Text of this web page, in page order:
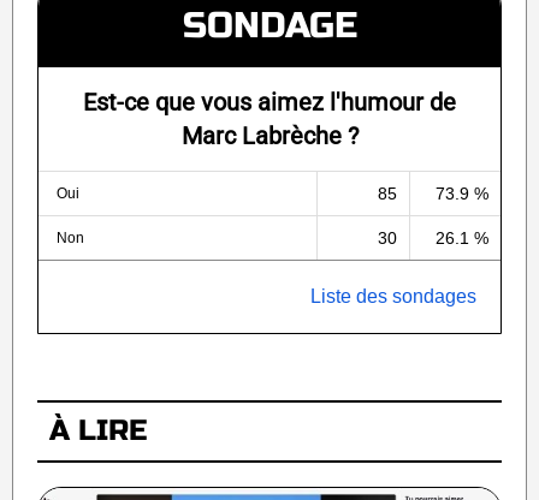
SONDAGE
Est-ce que vous aimez l'humour de
Marc Labrèche ?
Oui 85 73.9 %
Non 30 26.1 %
Liste des sondages
À LIRE